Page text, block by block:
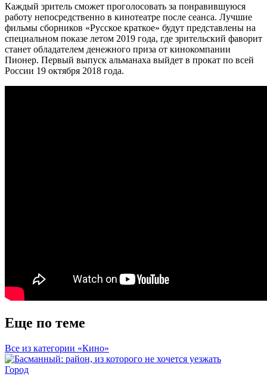
Каждый зритель сможет проголосовать за понравившуюся
работу непосредственно в кинотеатре после сеанса. Лучшие
фильмы сборников «Русское краткое» будут представлены на
специальном показе летом 2019 года, где зрительский фаворит
станет обладателем денежного приза от кинокомпании
Пионер. Первый выпуск альманаха выйдет в прокат по всей
России 19 октября 2018 года.
Еще по теме
Все из категории «Кино»
Город